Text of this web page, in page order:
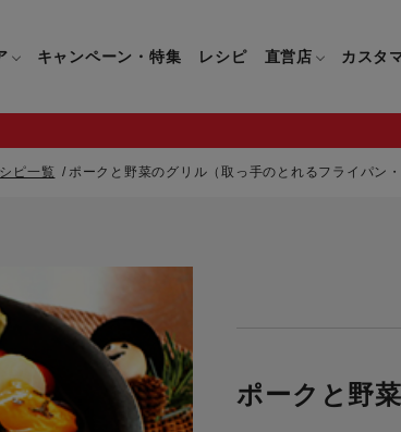
ン・鍋
ン・鍋
イパン・鍋
キッチンナイフ(包丁)
マルチみじん切り器
保存容器
すべてのキッチン用品一覧
キッチンナイフ(包丁)一覧
マルチみじん切り器一覧
保存容器一覧 ハンドブレ
キャンペーン・特集 レシピ 直営店 カスタ
製品についてのよくあるご質問
ご購入についてのよくあるご質問
ティファール会員に関するよくある
ご質問
ティファールの歴史
CM・ブランド動画
ピ一覧 ポークと野菜のグリル（取っ手のとれるフライパン・
ポークと野